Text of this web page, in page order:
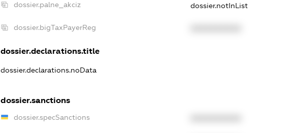
dossier.palne_akciz dossier.notInList
dossier.bigTaxPayerReg
dossier.declarations.title
dossier.declarations.noData
dossier.sanctions
dossier.specSanctions